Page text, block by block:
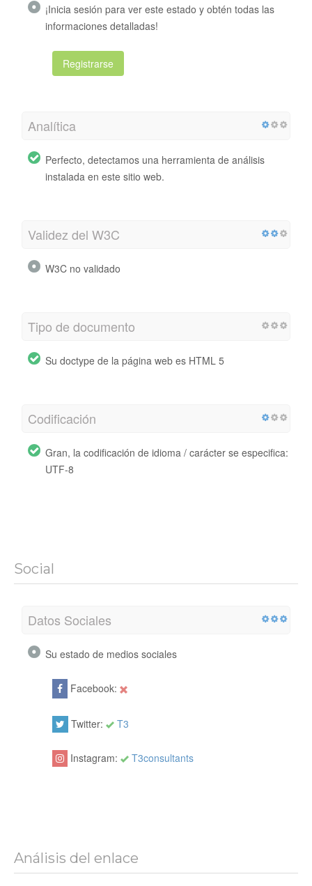
¡Inicia sesión para ver este estado y obtén todas las
informaciones detalladas!
Registrarse
Analítica
Perfecto, detectamos una herramienta de análisis
instalada en este sitio web.
Validez del W3C
W3C no validado
Tipo de documento
Su doctype de la página web es HTML 5
Codificación
Gran, la codificación de idioma / carácter se especifica:
UTF-8
Social
Datos Sociales
Su estado de medios sociales
Facebook:
Twitter: T3
Instagram: T3consultants
Análisis del enlace